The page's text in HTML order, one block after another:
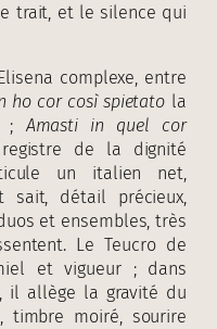
trait, et le silence qui
complexe, entre
ho cor così spietato la
;Amasti in quel cor
de la dignité
un italien net,
sait, détail précieux,
et ensembles, très
Le Teucro de
et vigueur ; dans
, il allège la gravité du
timbre moiré, sourire